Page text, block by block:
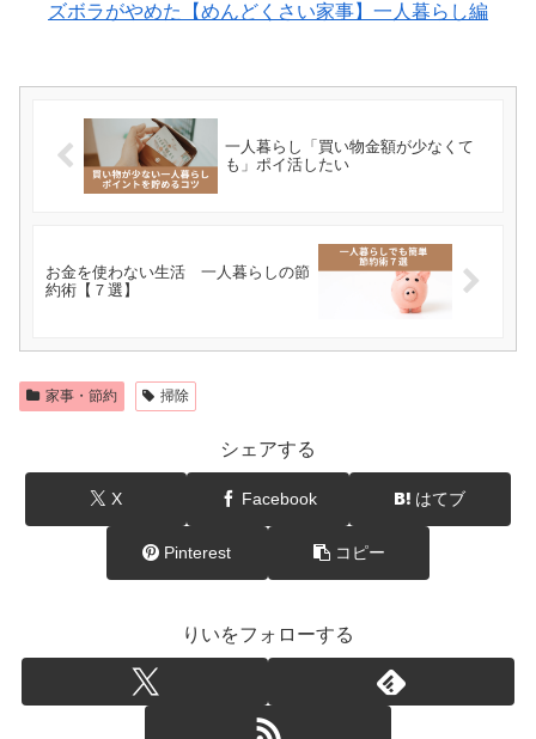
ズボラがやめた【めんどくさい家事】一人暮らし編
一人暮らし「買い物金額が少なくて
も」ポイ活したい
お金を使わない生活 一人暮らしの節
約術【７選】
家事・節約 掃除
シェアする
X Facebook はてブ
Pinterest コピー
りいをフォローする